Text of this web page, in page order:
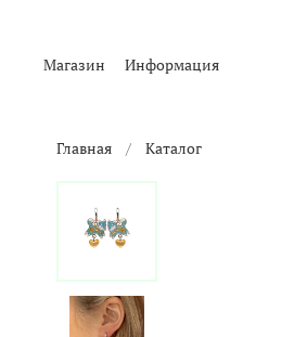
Магазин Информация
Главная Каталог